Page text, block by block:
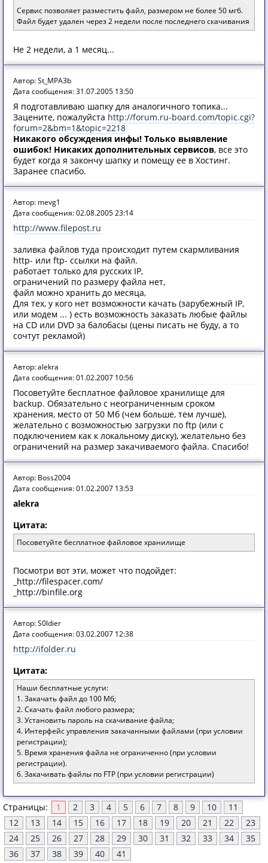
Сервис позволяет разместить файл, размером не более 50 мгб.
Файл будет удален через 2 недели после последнего скачивания
Не 2 недели, а 1 месяц...
Автор: St_MPA3b
Дата сообщения: 31.07.2005 13:50
Я подготавливаю шапку для аналогичного топика...
Зацените, пожалуйста http://forum.ru-board.com/topic.cgi?
forum=2&bm=1&topic=2218
Никакого обсуждения инфы! Только выявление
ошибок! Никаких дополнительных сервисов, все это
будет когда я закончу шапку и помещу ее в Хостинг.
Заранее спасибо.
Автор: mevg1
Дата сообщения: 02.08.2005 23:14
http://www.filepost.ru
заливка файлов туда происходит путем скармливания
http- или ftp- ссылки на файл.
работает только для русских IP,
ограничений по размеру файла нет,
файл можно хранить до месяца,
Для тех, у кого нет возможности качать (зарубежный IP,
или модем ... ) есть возможность заказать любые файлы
на CD или DVD за балобасы (цены писать не буду, а то
сочтут рекламой)
Автор: alekra
Дата сообщения: 01.02.2007 10:56
Посоветуйте бесплатное файловое хранилище для
backup. Обязательно с неограниченным сроком
хранения, место от 50 Мб (чем больше, тем лучше),
желательно с возможностью загрузки по ftp (или с
подключением как к локальному диску), желательно без
ограничений на размер закачиваемого файла. Спасибо!
Автор: Boss2004
Дата сообщения: 01.02.2007 13:53
alekra
Цитата:
Посоветуйте бесплатное файловое хранилище
Посмотри вот эти, может что подойдет:
_http://filespacer.com/
_http://binfile.org
Автор: S0ldier
Дата сообщения: 03.02.2007 12:38
http://ifolder.ru
Цитата:
Наши бесплатные услуги:
1. Закачать файл до 100 Мб;
2. Скачать файл любого размера;
3. Установить пароль на скачивание файла;
4. Интерфейс управления закачанными файлами (при условии
регистрации);
5. Время хранения файла не ограниченно (при условии
регистрации).
6. Закачивать файлы по FTP (при условии регистрации)
Страницы: 1 2 3 4 5 6 7 8 9 10
11
12
13 14 15 16 17 18 19 20 21 22
23
24
25 26 27 28 29 30 31 32 33 34
35
36
37 38 39 40 41